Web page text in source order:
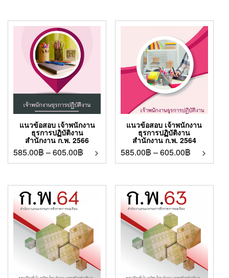
แนวข้อสอบ เจ้าพนักงาน
ธุรการปฏิบัติงาน
สำนักงาน ก.พ. 2566
585.00฿ –605.00฿
แนวข้อสอบ เจ้าพนักงาน
ธุรการปฏิบัติงาน
สำนักงาน ก.พ. 2564
585.00฿ –605.00฿